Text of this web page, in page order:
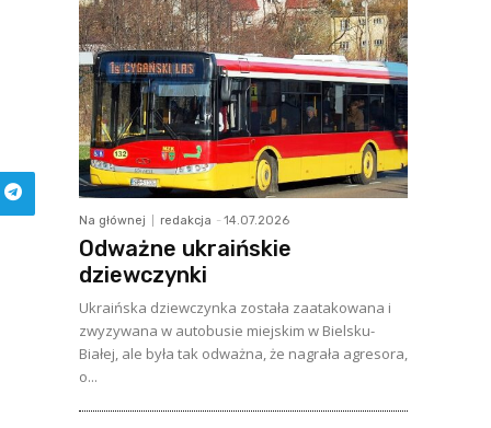
Na głównej redakcja - 14.07.2026
Odważne ukraińskie
dziewczynki
Ukraińska dziewczynka została zaatakowana i
zwyzywana w autobusie miejskim w Bielsku-
Białej, ale była tak odważna, że nagrała agresora,
o...